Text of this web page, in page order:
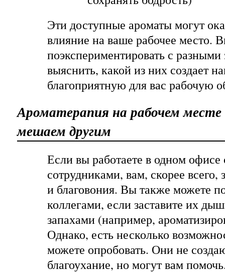
Эти доступные ароматы могут
влияние на ваше рабочее место.
поэкспериментировать с
выяснить, какой из них создает
благоприятную для вас рабочую
Ароматерапия на рабочем месте
мешаем другим
Если вы работаете в одном офисе
сотрудниками, вам, скорее всего,
и благовония. Вы также можете
коллегами, если заставите их
запахами (например,
Однако, есть несколько
можете опробовать. Они не
благоухание, но могут вам